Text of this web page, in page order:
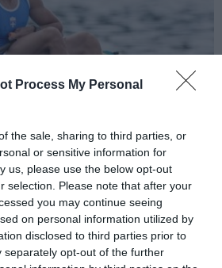
Process My Personal
the sale, sharing to third parties, or
or sensitive information for
us, please use the below opt-out
selection. Please note that after your
you may continue seeing
on personal information utilized by
disclosed to third parties prior to
separately opt-out of the further
Ευρωπαϊκό Πρωτάθλημα
Ντούσκος